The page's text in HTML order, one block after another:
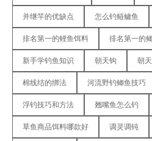
并继竿的优缺点 怎么钓鲢鳙鱼
排名第一的鲤鱼饵料 排名第一的
新手学钓鱼知识 朝天钩 朝
棉线结的绑法 河流野钓鲫鱼技巧
浮钓技巧和方法 翘嘴鱼怎么钓
草鱼商品饵料哪款好 调灵调钝